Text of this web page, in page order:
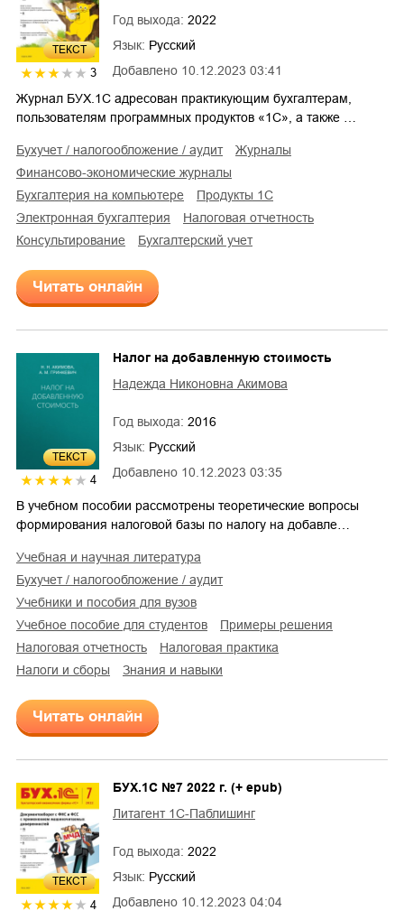
ТЕКСТ
3 Добавлено 10.12.2023 03:41
Год выхода: 2022
Язык: Русский
Журнал БУХ.1С адресован практикующим бухгалтерам,
пользователям программных продуктов «1С», а также …
бухучет / налогообложение / аудит
журналы
финансово-экономические журналы
бухгалтерия на компьютере
продукты 1С
электронная бухгалтерия
налоговая отчетность
консультирование
бухгалтерский учет
Читать онлайн
ТЕКСТ
4
Добавлено 10.12.2023 03:35
Налог на добавленную стоимость
Надежда Никоновна Акимова
Год выхода: 2016
Язык: Русский
В учебном пособии рассмотрены теоретические вопросы
формирования налоговой базы по налогу на добавле…
учебная и научная литература
бухучет / налогообложение / аудит
учебники и пособия для вузов
учебное пособие для студентов
примеры решения
налоговая отчетность
налоговая практика
налоги и сборы
знания и навыки
Читать онлайн
ТЕКСТ
4 Добавлено 10.12.2023 04:04
БУХ.1С №7 2022 г. (+ epub)
Литагент 1С-Паблишинг
Год выхода: 2022
Язык: Русский